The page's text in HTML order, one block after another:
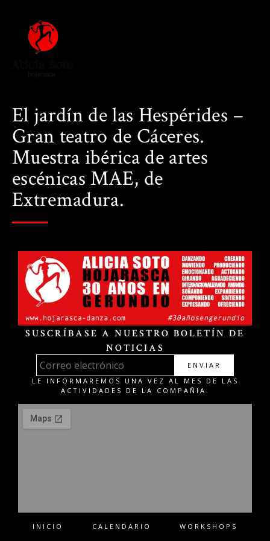
El jardín de las Hespérides –
Gran teatro de Cáceres.
Muestra ibérica de artes
escénicas MAE, de
Extremadura.
SUSCRÍBASE A NUESTRO BOLETÍN DE
NOTICIAS
ENVIAR
LE INFORMAREMOS UNA VEZ AL MES DE LAS
ACTIVIDADES DE LA COMPAÑIA.
INICIO CALENDARIO WORKSHOPS